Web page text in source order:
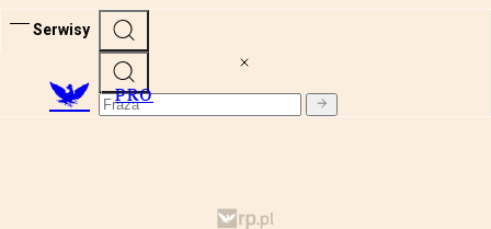
Serwisy
PRO